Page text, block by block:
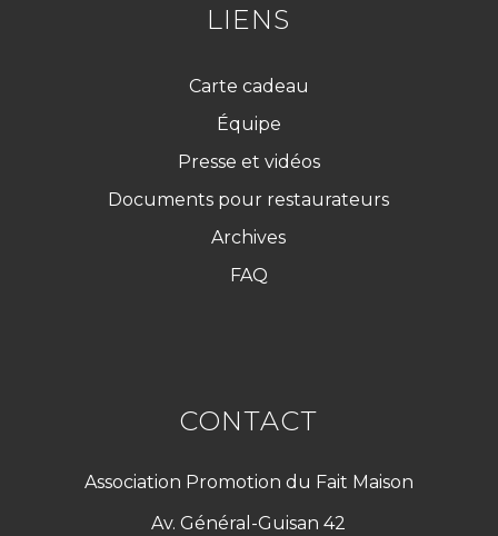
LIENS
Carte cadeau
Équipe
Presse et vidéos
Documents pour restaurateurs
Archives
FAQ
CONTACT
Association Promotion du Fait Maison
Av. Général-Guisan 42